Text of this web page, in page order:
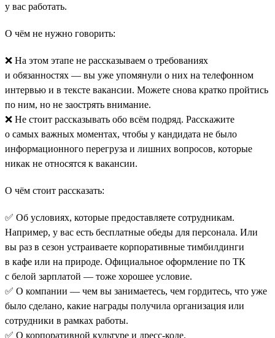
у вас работать.
О чём не нужно говорить:
❌ На этом этапе не рассказываем о требованиях
и обязанностях — вы уже упомянули о них на телефонном
интервью и в тексте вакансии. Можете снова кратко пройтись
по ним, но не заострять внимание.
❌ Не стоит рассказывать обо всём подряд. Расскажите
о самых важных моментах, чтобы у кандидата не было
информационного перегруза и лишних вопросов, которые
никак не относятся к вакансии.
О чём стоит рассказать:
✅ Об условиях, которые предоставляете сотрудникам.
Например, у вас есть бесплатные обеды для персонала. Или
вы раз в сезон устраиваете корпоративные тимбилдинги
в кафе или на природе. Официальное оформление по ТК
с белой зарплатой — тоже хорошее условие.
✅ О компании — чем вы занимаетесь, чем гордитесь, что уже
было сделано, какие награды получила организация или
сотрудники в рамках работы.
✅ О корпоративной культуре и дресс-коде.